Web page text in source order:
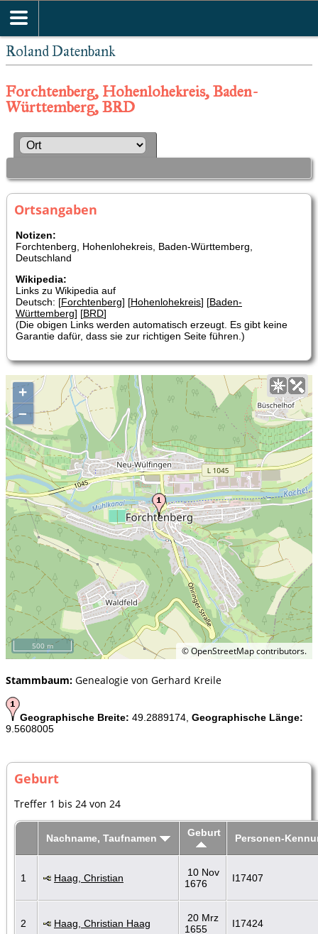
Roland Datenbank
Forchtenberg, Hohenlohekreis, Baden-
Württemberg, BRD
Ortsangaben
Notizen:
Forchtenberg, Hohenlohekreis, Baden-Württemberg,
Deutschland
Wikipedia:
Links zu Wikipedia auf
Deutsch: [Forchtenberg] [Hohenlohekreis] [Baden-
Württemberg] [BRD]
(Die obigen Links werden automatisch erzeugt. Es gibt keine
Garantie dafür, dass sie zur richtigen Seite führen.)
+
–
©OpenStreetMapcontributors.
500 m
Stammbaum: Genealogie von Gerhard Kreile
Geographische Breite: 49.2889174, Geographische Länge:
9.5608005
Geburt
Treffer 1 bis 24 von 24
Nachname, Taufnamen Geburt Personen-
1 Haag, Christian
10 Nov
1676
I17407
2 Haag, Christian Haag
20 Mrz
1655
I17424